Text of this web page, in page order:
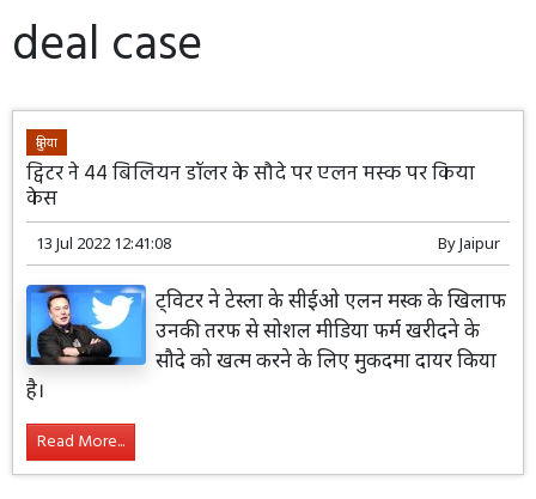
deal case
दुनिया
ट्विटर ने 44 बिलियन डॉलर के सौदे पर एलन मस्क पर किया
केस
13 Jul 2022 12:41:08 ByJaipur
ट्विटर ने टेस्ला के सीईओ एलन मस्क के खिलाफ
उनकी तरफ से सोशल मीडिया फर्म खरीदने के
सौदे को खत्म करने के लिए मुकदमा दायर किया
है।
Read More...